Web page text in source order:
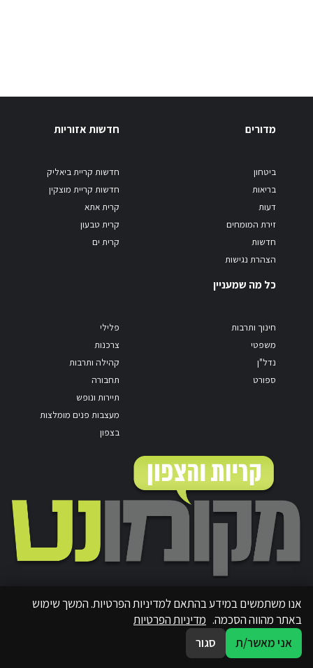
מדורים
ביטחון
בריאות
דעות
זירת המומחים
חדשות
הצהרת נגישות
חדשות אזוריות
חדשות קריית ביאליק
חדשות קריית מוצקין
קרית אתא
קרית טבעון
קרית ים
כל מה שמעניין
חינוך ותרבות
משפטי
נדל"ן
ספורט
פלילי
צרכנות
קהילה ותרבות
תחבורה
תיירות ונופש
מעצבות פנים מומלצות
בצפון
אנו משתמשים במידע בהתאם למדיניות הפרטיות. המשך שימוש
באתר מהווה הסכמה. מדיניות הפרטיות
אני מאשר/ת
סגור